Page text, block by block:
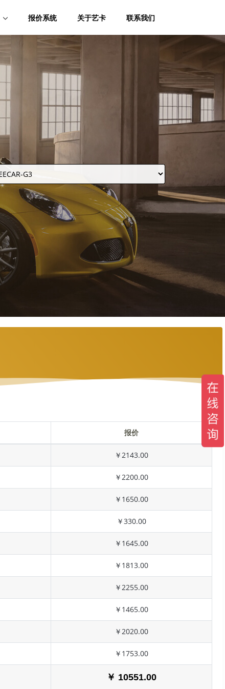
报价系统 关于艺卡 联系我们
报价
￥2143.00
￥2200.00
￥1650.00
￥330.00
￥1645.00
￥1813.00
￥2255.00
￥1465.00
￥2020.00
￥1753.00
￥ 10551.00